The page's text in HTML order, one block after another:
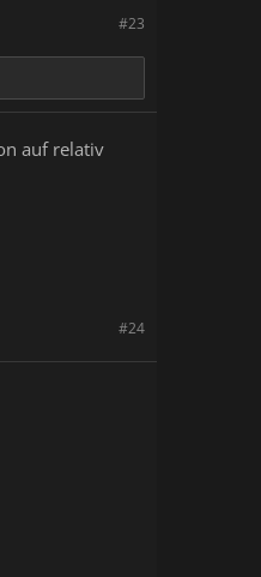
#23
auf relativ
#24